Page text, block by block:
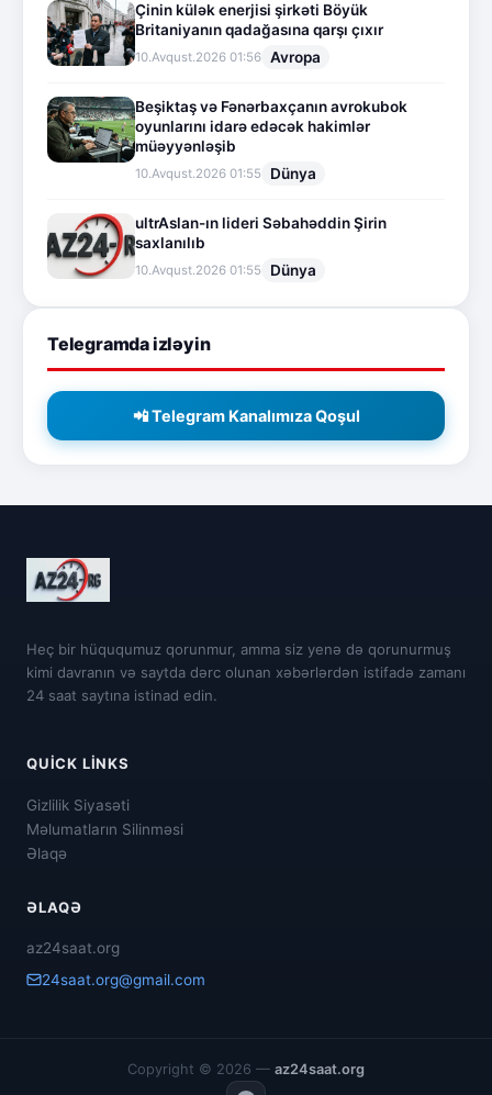
Çinin külək enerjisi şirkəti Böyük
Britaniyanın qadağasına qarşı çıxır
10.Avqust.2026 01:56 Avropa
Beşiktaş və Fənərbaxçanın avrokubok
oyunlarını idarə edəcək hakimlər
müəyyənləşib
10.Avqust.2026 01:55 Dünya
ultrAslan-ın lideri Səbahəddin Şirin
saxlanılıb
10.Avqust.2026 01:55 Dünya
Telegramda izləyin
📲 Telegram Kanalımıza Qoşul
Heç bir hüququmuz qorunmur, amma siz yenə də qorunurmuş
kimi davranın və saytda dərc olunan xəbərlərdən istifadə zamanı
24 saat saytına istinad edin.
QUICK LINKS
Gizlilik Siyasəti
Məlumatların Silinməsi
Əlaqə
ƏLAQƏ
az24saat.org
24saat.org@gmail.com
Copyright © 2026 — az24saat.org